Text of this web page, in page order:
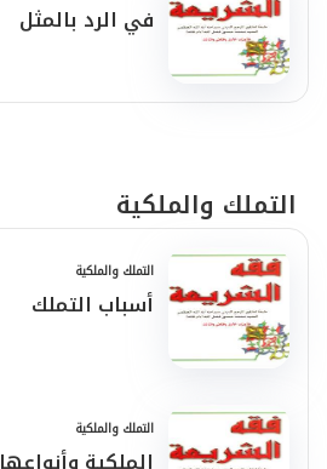
في الرد بالمثل
التملك والملكية
التملك والملكية
أسباب التملك
التملك والملكية